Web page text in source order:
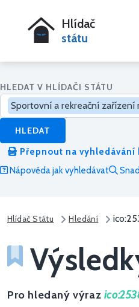
Hlídač
státu
HLEDAT V HLÍDAČI STÁTU
Sportovní a rekreační zařízení
HLEDAT
Přepnout na vyhledávání
Nápověda jak vyhledávat
Hlídač Státu Hledání
Pro hledaný výraz